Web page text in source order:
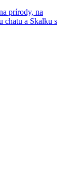
prírody, na
chatu a Skalku s